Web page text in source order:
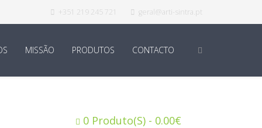
+351 219 245 721 geral@arti-sintra.pt
MISSÃO PRODUTOS CONTACTO
0 Produto(s) - 0.00€